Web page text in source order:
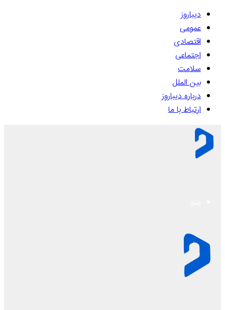
دیباروز
عمومی
اقتصادی
اجتماعی
سلامت
بین الملل
درباره دیباروز
ارتباط با ما